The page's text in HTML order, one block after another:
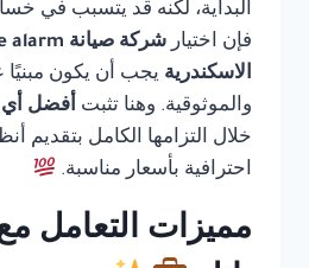
البداية، لكنه قد يتسبب في
فإن اختيار
الاسكندرية يجب أن يكون مبنيًا
والموثوقية. وهنا تثبت أفضل أي
خلال التزامها الكامل بتقديم
احترافية بأسعار مناسبة.
مميزات التعامل